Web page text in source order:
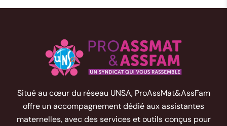
Situé au cœur du réseau UNSA, ProAssMat&AssFam
offre un accompagnement dédié aux assistantes
maternelles, avec des services et outils conçus pour